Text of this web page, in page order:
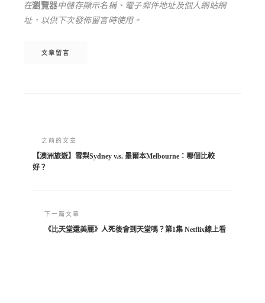
在瀏覽器中儲存顯示名稱、電子郵件地址及個人網站網
址，以供下次發佈留言時使用。
之前的文章
【澳洲旅遊】雪梨Sydney v.s. 墨爾本Melbourne：哪個比較
好？
下一篇文章
《比天堂還美麗》人死後會到天堂嗎？第1集 Netflix線上看